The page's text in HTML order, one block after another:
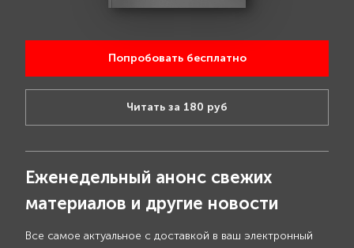
Попробовать бесплатно
Читать за 180 руб
Еженедельный анонс свежих
материалов и другие новости
Все самое актуальное с доставкой в ваш электронный